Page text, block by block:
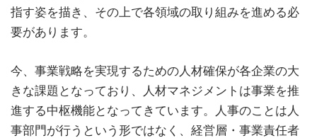
指す姿を描き、その上で各領域の取り組みを進める必
要があります。
今、事業戦略を実現するための人材確保が各企業の大
きな課題となっており、人材マネジメントは事業を推
進する中枢機能となってきています。人事のことは人
事部門が行うという形ではなく、経営層・事業責任者